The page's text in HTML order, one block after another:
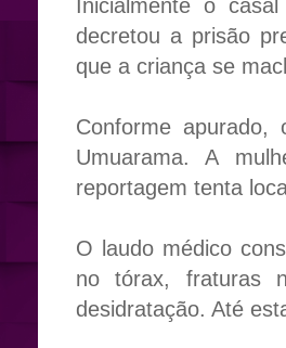
Inicialmente o
decretou a prisão
que a criança se
Conforme
Umuarama. A
reportagem tenta
O laudo médico
no tórax, fraturas
desidratação. Até